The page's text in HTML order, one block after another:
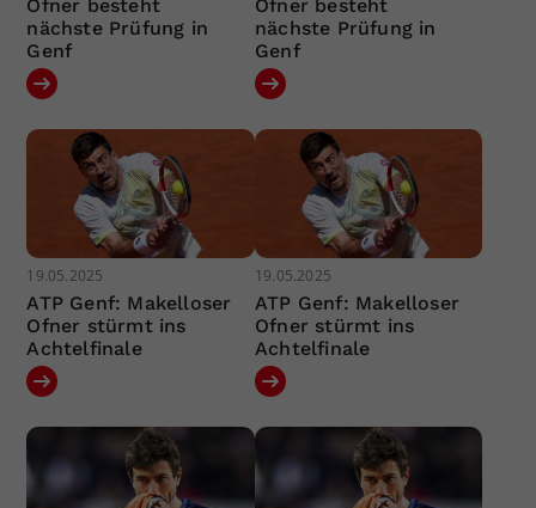
Ofner besteht
nächste Prüfung in
Genf
Ofner besteht
nächste Prüfung in
Genf
19.05.2025
ATP Genf: Makelloser
Ofner stürmt ins
Achtelfinale
19.05.2025
ATP Genf: Makelloser
Ofner stürmt ins
Achtelfinale